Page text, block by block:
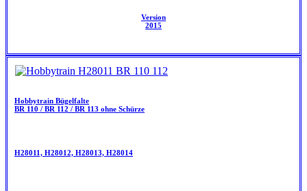
Version
2015
Hobbytrain Bügelfalte
BR 110 / BR 112 / BR 113 ohne Schürze
H28011, H28012, H28013, H28014